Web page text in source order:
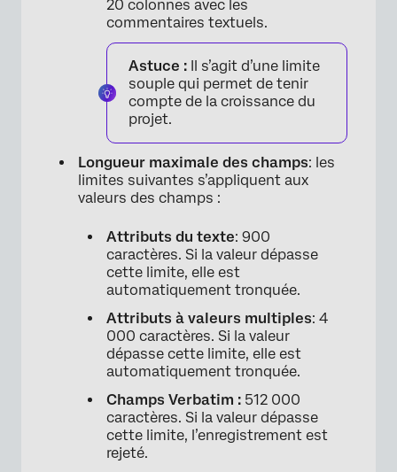
20 colonnes avec les
commentaires textuels.
Astuce : Il s’agit d’une limite
souple qui permet de tenir
compte de la croissance du
projet.
Longueur maximale des champs: les
limites suivantes s’appliquent aux
valeurs des champs :
Attributs du texte: 900
caractères. Si la valeur dépasse
cette limite, elle est
automatiquement tronquée.
Attributs à valeurs multiples: 4
000 caractères. Si la valeur
dépasse cette limite, elle est
automatiquement tronquée.
Champs Verbatim : 512 000
caractères. Si la valeur dépasse
cette limite, l’enregistrement est
rejeté.